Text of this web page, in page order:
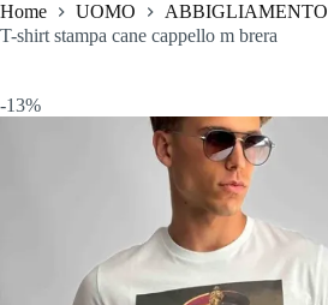
Home UOMO ABBIGLIAMENTO
T-shirt stampa cane cappello m brera
-13%